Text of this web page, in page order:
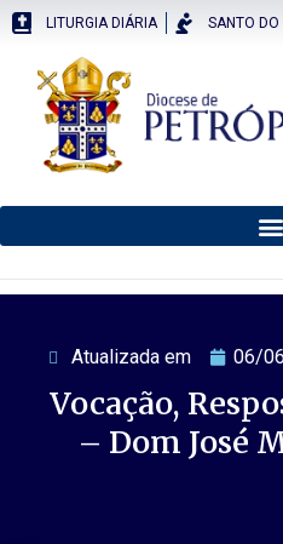
LITURGIA DIÁRIA SANTO DO
Atualizada em 06/
Vocação,
– Dom José